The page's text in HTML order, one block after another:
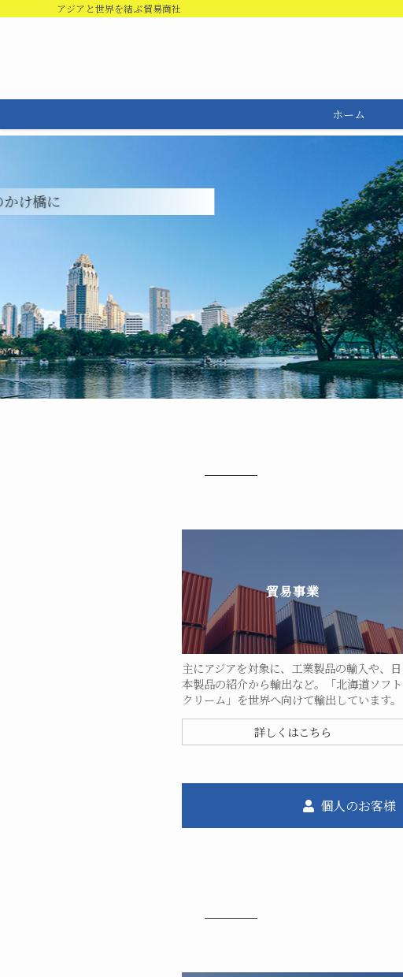
アジアと世界を結ぶ貿易商社
ホーム
貿易事業
主にアジアを対象に、工業製品の輸入や、日
本製品の紹介から輸出など。「北海道ソフト
クリーム」を世界へ向けて輸出しています。
詳しくはこちら
個人のお客様